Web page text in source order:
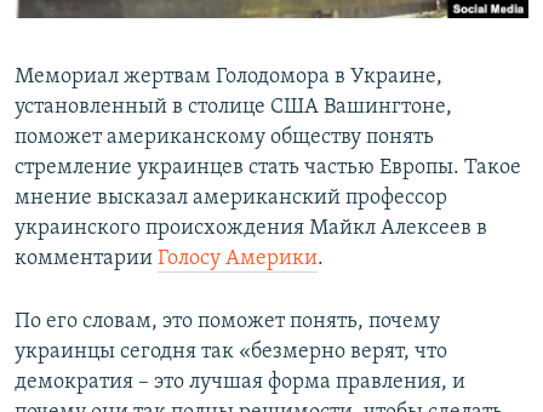
УКРАИНСКАЯ ПРОБЛЕМА КРЫМА
Мемориал жертвам Голодомора в Украине,
установленный в столице США Вашингтоне,
поможет американскому обществу понять
стремление украинцев стать частью Европы. Такое
мнение высказал американский профессор
украинского происхождения Майкл Алексеев в
комментарии Голосу Америки.
По его словам, это поможет понять, почему
украинцы сегодня так «безмерно верят, что
демократия – это лучшая форма правления, и